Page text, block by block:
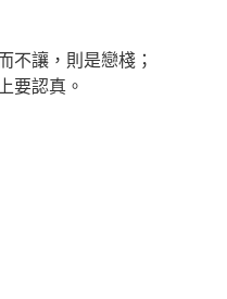
不讓，則是戀棧；
要認真。